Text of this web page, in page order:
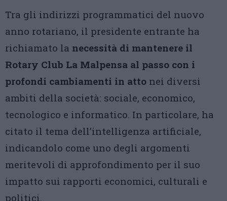
Tra gli indirizzi programmatici del nuovo
anno rotariano, il presidente entrante ha
richiamato la necessità di mantenere il
Rotary Club La Malpensa al passo con i
profondi cambiamenti in atto nei diversi
ambiti della società: sociale, economico,
tecnologico e informatico. In particolare, ha
citato il tema dell’intelligenza artificiale,
indicandolo come uno degli argomenti
meritevoli di approfondimento per il suo
impatto sui rapporti economici, culturali e
politici.